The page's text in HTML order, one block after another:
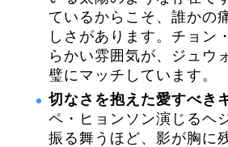
ているからこそ、誰かの
しさがあります。チョン
らかい雰囲気が、ジュウ
璧にマッチしています。
切なさを抱えた愛すべき
ペ・ヒョンソン演じるヘ
振る舞うほど、影が胸に